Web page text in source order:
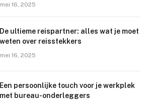
mei 16, 2025
De ultieme reispartner: alles wat je moet
weten over reisstekkers
mei 16, 2025
Een persoonlijke touch voor je werkplek
met bureau-onderleggers